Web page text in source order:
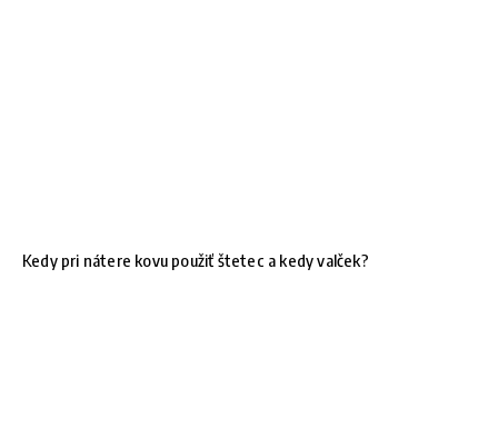
Kedy pri nátere kovu použiť štetec a kedy valček?